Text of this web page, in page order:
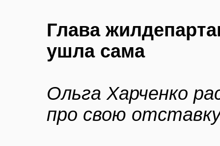
Глава
ушла сама
Ольга Харченко
про свою